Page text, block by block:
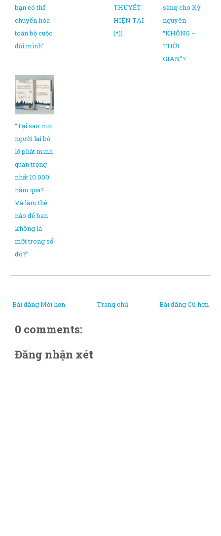
bạn có thể
chuyển hóa
toàn bộ cuộc
đời mình"
THUYẾT
HIỆN TẠI
(*))
sàng cho Kỷ
nguyên
“KHÔNG –
THỜI
GIAN”?
“Tại sao mọi
người lại bỏ
lỡ phát minh
quan trọng
nhất 10.000
năm qua? —
Và làm thế
nào để bạn
không là
một trong số
đó?”
Bài đăng Mới hơn Bài đăng Cũ hơn
Trang chủ
0 comments:
Đăng nhận xét